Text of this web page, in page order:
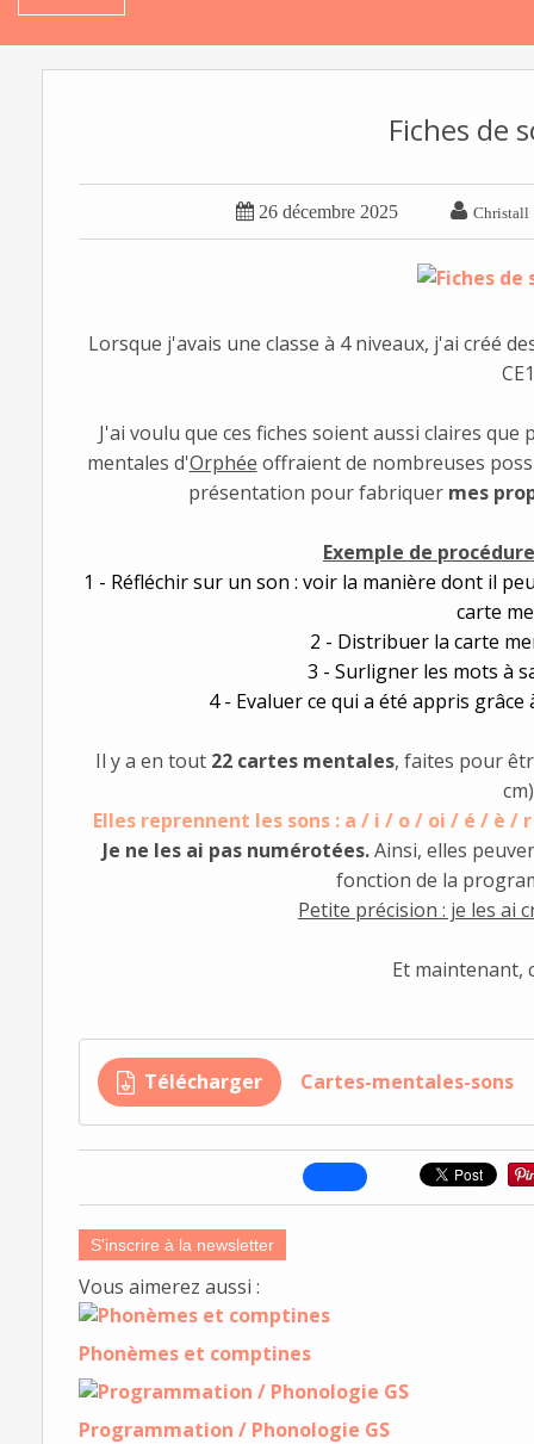
Fiches de
 26 décembre 2025  Christall
Lorsque j'avais une classe à 4 niveaux, j'ai créé
J'ai voulu que ces fiches soient aussi claires
mentales d'Orphée offraient de nombreuses
présentation pour fabriquer mes
Exemple de
1 - Réfléchir sur un son : voir la manière dont il
carte
2 - Distribuer la carte
3 - Surligner les mots à
4 - Evaluer ce qui a été appris
Il y a en tout 22 cartes mentales, faites pour
Elles reprennent les sons : a / i / o / oi / é / è
Je ne les ai pas numérotées.Ainsi, elles
fonction de la
Petite précision : je les ai
Et maintenant,
Télécharger Cartes-mentales-sons
S'inscrire à la newsletter
Vous aimerez aussi :
Phonèmes et comptines
Programmation / Phonologie GS